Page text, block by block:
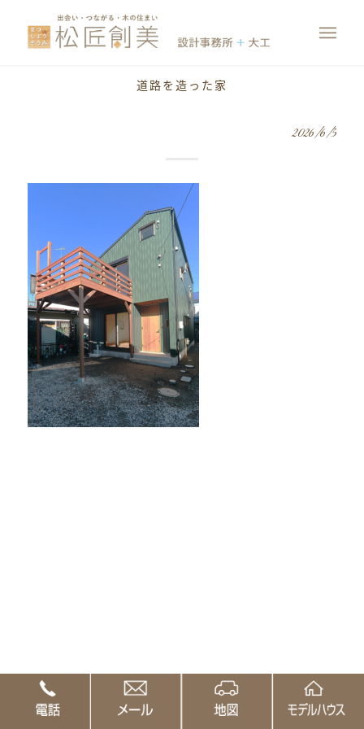
道路を造った家
2026/6/5